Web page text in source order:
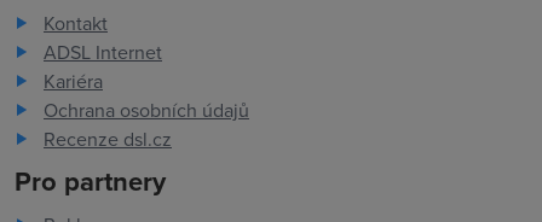
Kontakt
ADSL Internet
Kariéra
Ochrana osobních údajů
Recenze dsl.cz
Pro partnery